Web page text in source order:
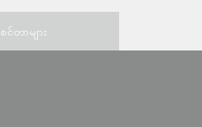
စင်တာများ